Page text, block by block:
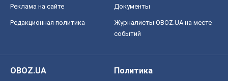
Реклама на сайте Документы
Редакционная политика
Журналисты OBOZ.UA на месте
событий
OBOZ.UA
Политика